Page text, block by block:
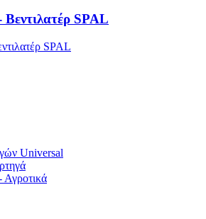
Βεντιλατέρ SPAL
SPAL
Universal